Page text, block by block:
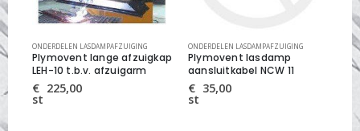
ONDERDELEN LASDAMPAFZUIGING
Plymovent lange afzuigkap
LEH-10 t.b.v. afzuigarm
€ 225,00
st
ONDERDELEN LASDAMPAFZUIGING
Plymovent lasdamp
aansluitkabel NCW 11
€ 35,00
st